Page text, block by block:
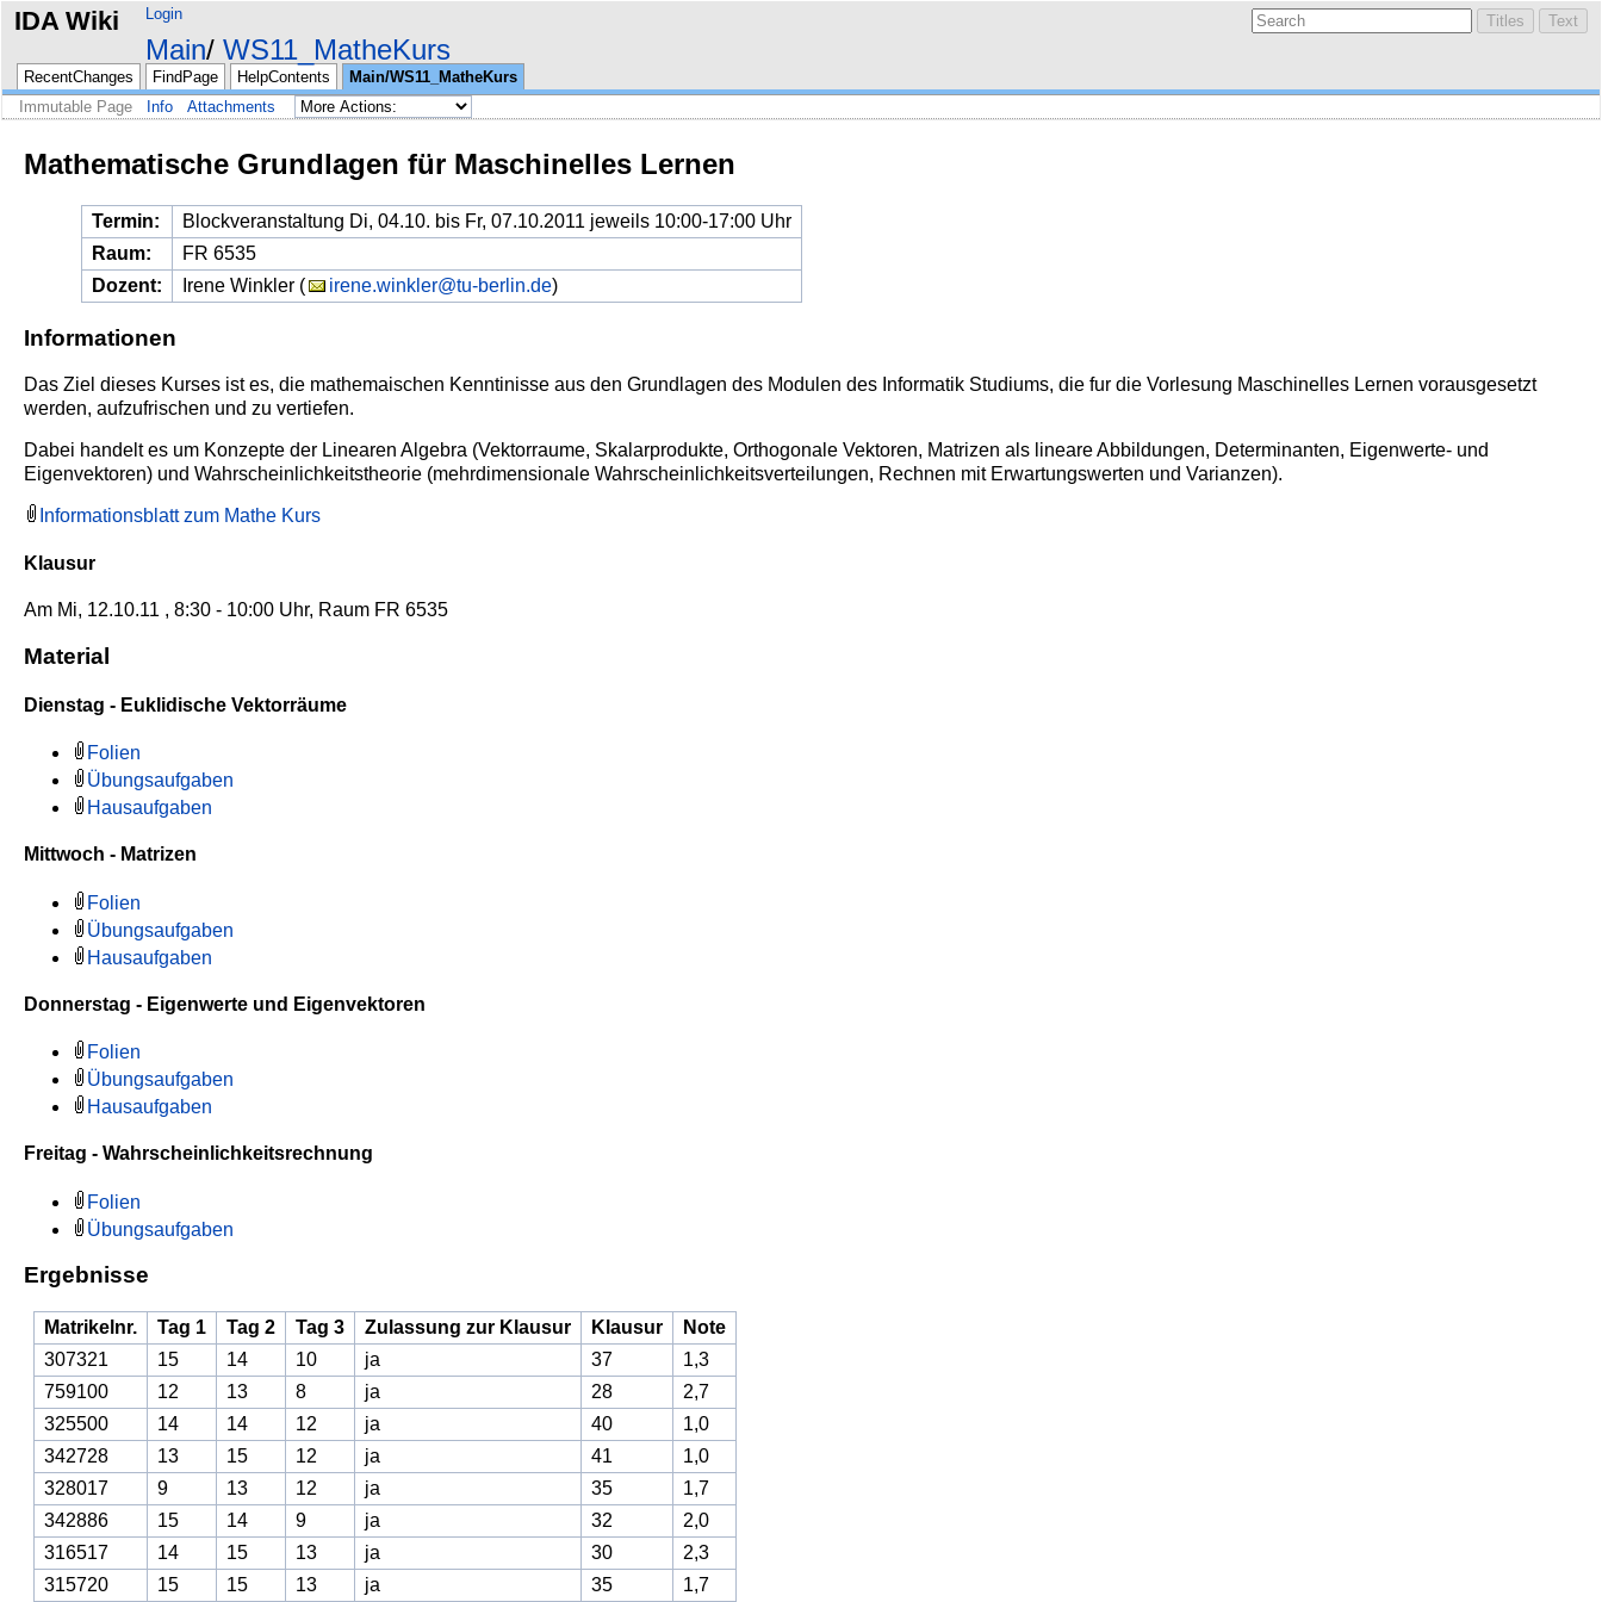
IDA Wiki Login
Main WS11_MatheKurs
RecentChanges FindPage HelpContents
Main/WS11_MatheKurs
Immutable Page
Info Attachments
Mathematische Grundlagen für Maschinelles Lernen
Termin:
Blockveranstaltung Di, 04.10. bis Fr, 07.10.2011 jeweils 10:00-17:00 Uhr
Raum:
FR 6535
Dozent:
Irene Winkler ( irene.winkler@tu-berlin.de)
Informationen
Das Ziel dieses Kurses ist es, die mathemaischen Kenntinisse aus den Grundlagen des Modulen des Informatik Studiums, die fur die Vorlesung Maschinelles Lernen vorausgesetzt
werden, aufzufrischen und zu vertiefen.
Dabei handelt es um Konzepte der Linearen Algebra (Vektorraume, Skalarprodukte, Orthogonale Vektoren, Matrizen als lineare Abbildungen, Determinanten, Eigenwerte- und
Eigenvektoren) und Wahrscheinlichkeitstheorie (mehrdimensionale Wahrscheinlichkeitsverteilungen, Rechnen mit Erwartungswerten und Varianzen).
Informationsblatt zum Mathe Kurs
Klausur
Am Mi, 12.10.11 , 8:30 - 10:00 Uhr, Raum FR 6535
Material
Dienstag - Euklidische Vektorräume
Folien
Übungsaufgaben
Hausaufgaben
Mittwoch - Matrizen
Folien
Übungsaufgaben
Hausaufgaben
Donnerstag - Eigenwerte und Eigenvektoren
Folien
Übungsaufgaben
Hausaufgaben
Freitag - Wahrscheinlichkeitsrechnung
Folien
Übungsaufgaben
Ergebnisse
Matrikelnr. Tag 1 Tag 2 Tag 3 Zulassung zur Klausur Klausur
Note
307321
15 14 10 ja 37
1,3
759100
12 13 8 ja 28
2,7
325500
14 14 12 ja 40
1,0
342728
13 15 12 ja 41
1,0
328017
9 13 12 ja 35
1,7
342886
15 14 9 ja 32
2,0
316517
14 15 13 ja 30
2,3
315720
15 15 13 ja 35 1,7